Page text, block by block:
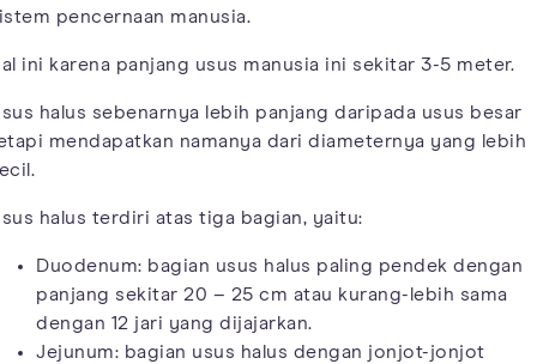
pencernaan manusia.
ini karena panjang usus manusia ini sekitar 3-5 meter.
halus sebenarnya lebih panjang daripada usus besar
mendapatkan namanya dari diameternya yang lebih
halus terdiri atas tiga bagian, yaitu:
Duodenum: bagian usus halus paling pendek dengan
panjang sekitar 20 – 25 cm atau kurang-lebih sama
dengan 12 jari yang dijajarkan.
Jejunum: bagian usus halus dengan jonjot-jonjot